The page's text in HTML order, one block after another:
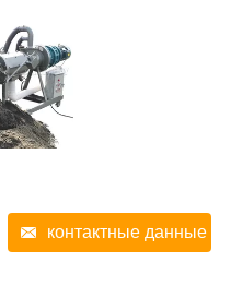
контактные данные